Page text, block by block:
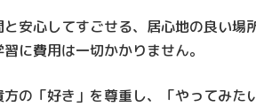
安心してすごせる、居心地の良い
に費用は一切かかりません。
の「好き」を尊重し、「やってみ